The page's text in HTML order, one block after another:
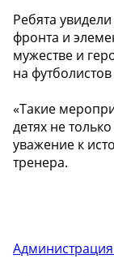
Ребята
фронта и
мужестве и
на
«Такие
детях не
уважение к
тренера.